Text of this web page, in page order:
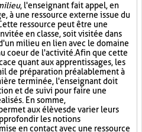
, l'enseignant fait appel, en
à une ressource externe issue du
ressource peut être une
en classe, soit visitée dans
milieu en lien avec le domaine
coeur de l'activité. Afin que cette
quant aux apprentissages, les
de préparation préalablement à
terminée, l'enseignant doit
et de suivi pour faire une
En somme,
aux élèves de varier leurs
les notions
en contact avec une ressource